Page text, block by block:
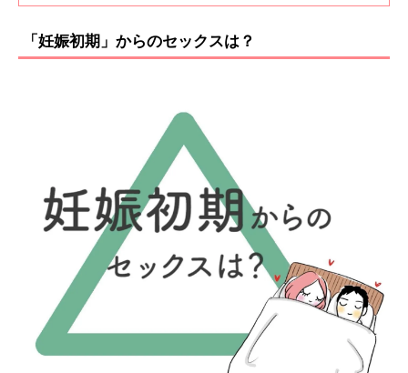
た。 妊婦さんが気になるTOP2を発表します！
「妊娠初期」からのセックスは？